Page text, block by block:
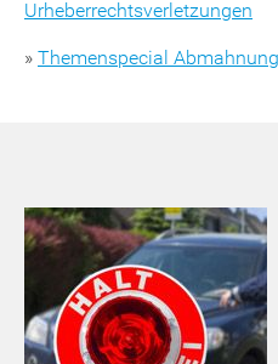
Urheberrechtsverletzungen
» Themenspecial